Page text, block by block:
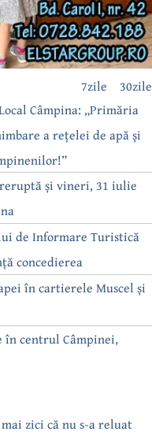
30zile
7zile
Câmpina: „Primăria
a rețelei de apă și
și vineri, 31 iulie
de Informare Turistică
concedierea
în cartierele Muscel și
în centrul Câmpinei,
zici că nu s-a reluat